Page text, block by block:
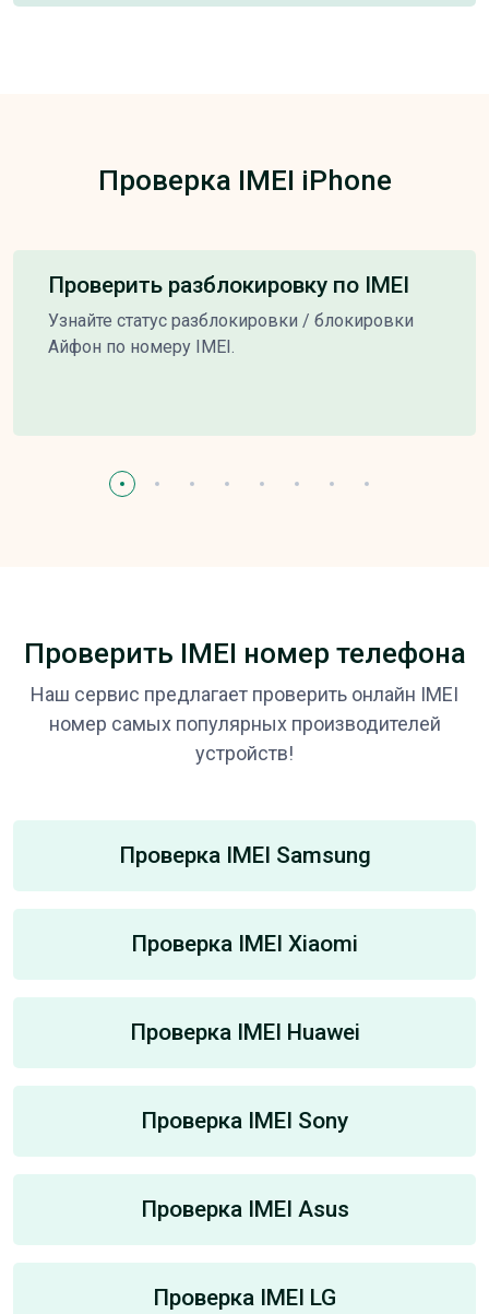
Проверка IMEI iPhone
Проверить разблокировку по IMEI
Узнайте статус разблокировки / блокировки
Айфон по номеру IMEI.
Проверить IMEI номер телефона
Наш сервис предлагает проверить онлайн IMEI
номер самых популярных производителей
устройств!
Проверка IMEI Samsung
Проверка IMEI Xiaomi
Проверка IMEI Huawei
Проверка IMEI Sony
Проверка IMEI Asus
Проверка IMEI LG